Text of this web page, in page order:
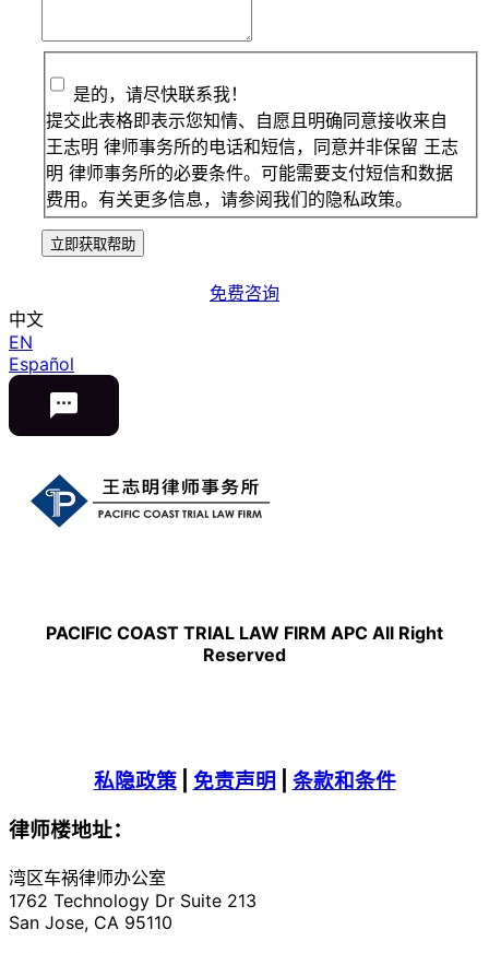
是的，请尽快联系我！
提交此表格即表示您知情、自愿且明确同意接收来自
王志明 律师事务所的电话和短信，同意并非保留 王志
明 律师事务所的必要条件。可能需要支付短信和数据
费用。有关更多信息，请参阅我们的隐私政策。
立即获取帮助
免费咨询
中文
EN
Español
PACIFIC COAST TRIAL LAW FIRM APC All Right
Reserved
私隐政策| 免责声明
条款和条件
律师楼地址：
湾区车祸律师办公室
1762 Technology Dr Suite 213
San Jose, CA 95110